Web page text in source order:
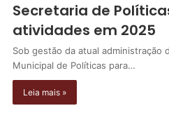
Secretaria de
atividades em 2025
Sob gestão da atual administração
Municipal de Políticas para…
Leia mais »